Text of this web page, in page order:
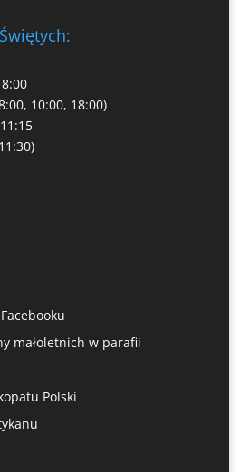
10:00, 18:00)
małoletnich w parafii
Polski